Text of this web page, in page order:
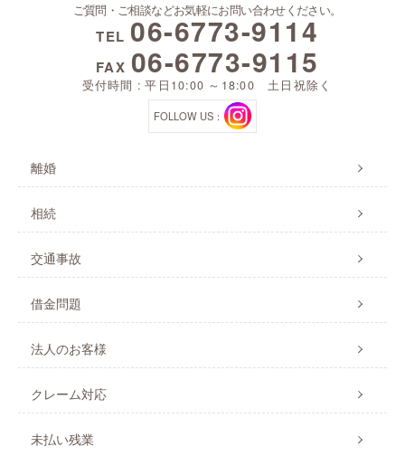
ご質問・ご相談などお気軽にお問い合わせください。
TEL 06-6773-9114
FAX 06-6773-9115
受付時間 : 平日10:00 ～18:00 土日祝除く
FOLLOW US：
離婚
相続
交通事故
借金問題
法人のお客様
クレーム対応
未払い残業